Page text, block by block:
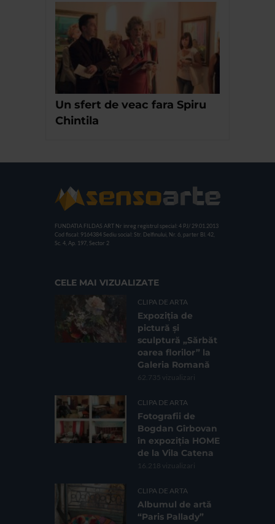
Un sfert de veac fara Spiru
Chintila
FUNDATIA FILDAS ART Nr inreg registrul special: 4 PJ/ 29.01.2013
Cod fiscal: 9164384 Sediu social: Str. Delfinului, Nr. 6, parter Bl. 42,
Sc. 4, Ap. 197, Sector 2
CELE MAI VIZUALIZATE
CLIPA DE ARTA
Expoziția de
pictură și
sculptură „Sărbăt
oarea florilor” la
Galeria Romană
62.735 vizualizari
CLIPA DE ARTA
Fotografii de
Bogdan Gîrbovan
în expoziția HOME
de la Vila Catena
16.218 vizualizari
CLIPA DE ARTA
Albumul de artă
“Paris Pallady”